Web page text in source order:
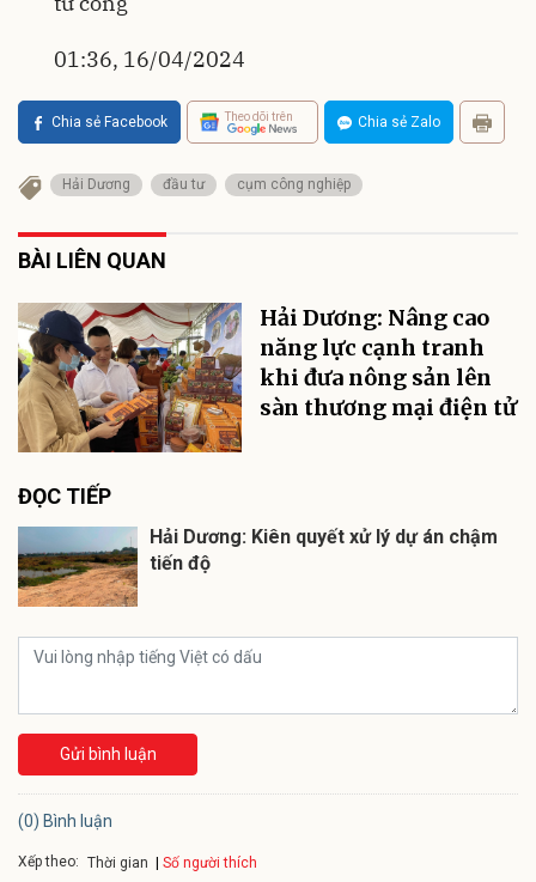
01:36, 16/04/2024
Chia sẻ Facebook Theo dõi trên Chia sẻ Zalo
Hải Dương đầu tư cụm công nghiệp
BÀI LIÊN QUAN
Hải Dương: Nâng cao
năng lực cạnh tranh
khi đưa nông sản lên
sàn thương mại điện tử
ĐỌC TIẾP
Hải Dương: Kiên quyết xử lý dự án chậm
tiến độ
Gửi bình luận
(0) Bình luận
Xếp theo: Thời gian Số người thích